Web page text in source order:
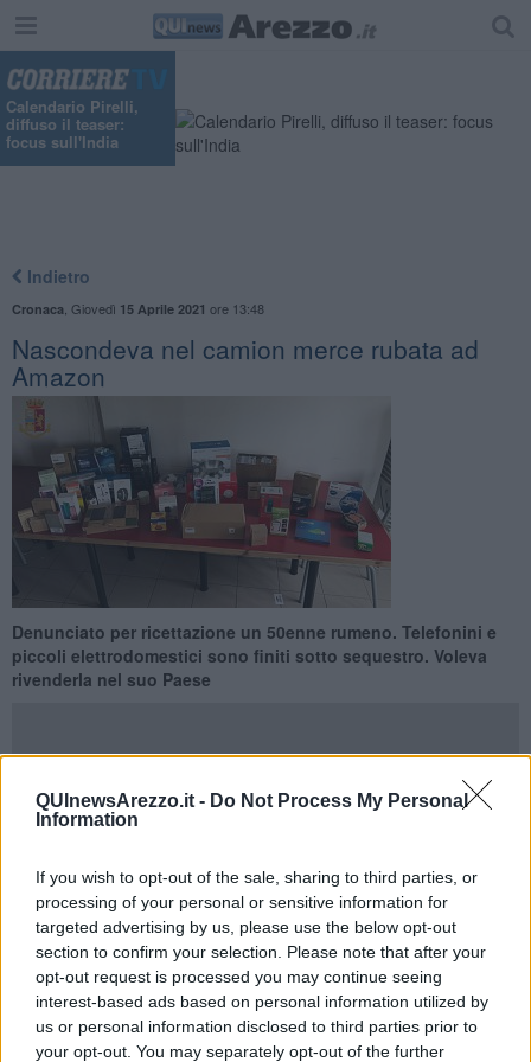
QUInewsArezzo.it - Do Not Process My Personal
Information
If you wish to opt-out of the sale, sharing to third parties, or
processing of your personal or sensitive information for
targeted advertising by us, please use the below opt-out
section to confirm your selection. Please note that after your
opt-out request is processed you may continue seeing
interest-based ads based on personal information utilized by
us or personal information disclosed to third parties prior to
your opt-out. You may separately opt-out of the further
Calendario Pirelli,
diffuso il teaser:
focus sull'India
Indietro
Cronaca Giovedì 15 Aprile 2021 ore 13:48
Nascondeva nel camion merce rubata ad
Amazon
Denunciato per ricettazione un 50enne rumeno. Telefonini e
piccoli elettrodomestici sono finiti sotto sequestro. Voleva
rivenderla nel suo Paese
AREZZO —Polizia Stradale di Arezzo in azione nel tardo
merce rubata di varia natura per poi poterla rivendere una volta
rientrato nel suo Paese d’origine.
Intorno alle 17 una pattuglia dellaSottosezione di Battifolle
fermato per un controllo alcasello di Arezzo in A/1un mezzo
pesante con targa italiana con a bordo il solo conducente, un
rumeno 50enne.